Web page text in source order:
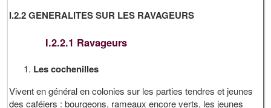
I.2.2 GENERALITES SUR LES RAVAGEURS
I.2.2.1 Ravageurs
Les cochenilles
Vivent en général en colonies sur les parties tendres et jeunes
des caféiers : bourgeons, rameaux encore verts, les jeunes